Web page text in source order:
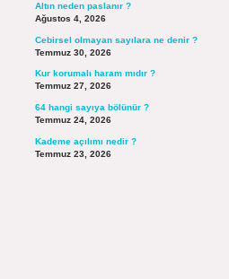
Altın neden paslanır ?
Ağustos 4, 2026
Cebirsel olmayan sayılara ne denir ?
Temmuz 30, 2026
Kur korumalı haram mıdır ?
Temmuz 27, 2026
64 hangi sayıya bölünür ?
Temmuz 24, 2026
Kademe açılımı nedir ?
Temmuz 23, 2026